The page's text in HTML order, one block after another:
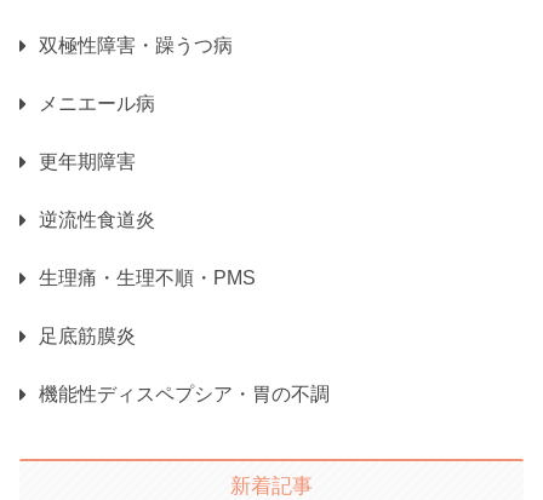
双極性障害・躁うつ病
メニエール病
更年期障害
逆流性食道炎
生理痛・生理不順・PMS
足底筋膜炎
機能性ディスペプシア・胃の不調
新着記事